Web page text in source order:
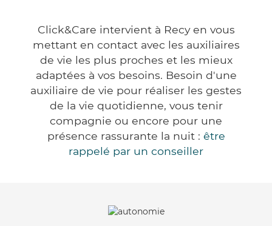
Click&Care intervient à Recy en vous
mettant en contact avec les auxiliaires
de vie les plus proches et les mieux
adaptées à vos besoins. Besoin d'une
auxiliaire de vie pour réaliser les gestes
de la vie quotidienne, vous tenir
compagnie ou encore pour une
présence rassurante la nuit : être
rappelé par un conseiller